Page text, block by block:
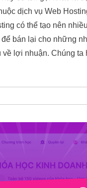
dịch vụ Web
có thể tạo nên
để bán lại cho những
về lợi nhuận. Chúng ta
Follow